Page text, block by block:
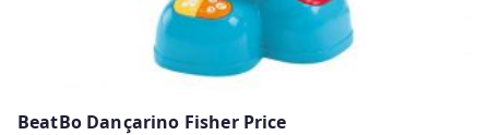
BeatBo Dançarino Fisher Price